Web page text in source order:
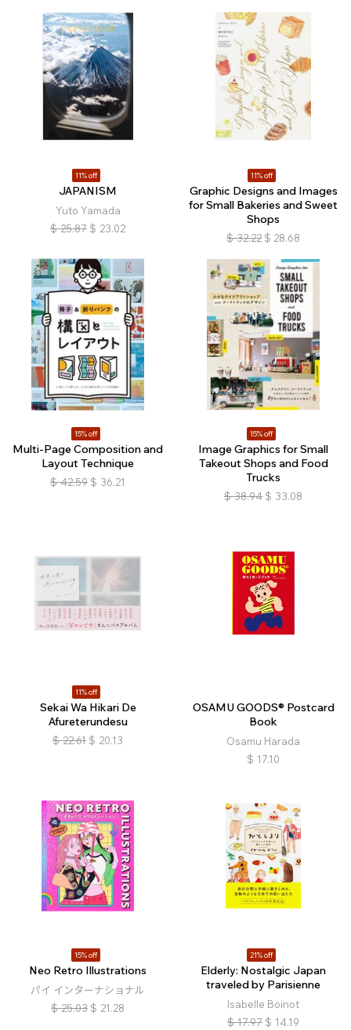
11% off
JAPANISM
Yuto Yamada
$ 25.87 $ 23.02
11% off
Graphic Designs and Images
for Small Bakeries and Sweet
Shops
$ 32.22 $ 28.68
15% off
Multi-Page Composition and
Layout Technique
$ 42.59 $ 36.21
15% off
Image Graphics for Small
Takeout Shops and Food
Trucks
$ 38.94 $ 33.08
11% off
Sekai Wa Hikari De
Afureterundesu
$ 22.61 $ 20.13
OSAMU GOODS® Postcard
Book
Osamu Harada
$ 17.10
15% off
Neo Retro Illustrations
パイ インターナショナル
$ 25.03 $ 21.28
21% off
Elderly: Nostalgic Japan
traveled by Parisienne
Isabelle Boinot
$ 17.97 $ 14.19